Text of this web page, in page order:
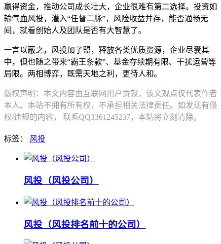
赢得资金，推动公司成长壮大，企业很难有第二选择。投资如
输气血风投，灌入“任督二脉”，风险收益并存，能否通畅无
间，就看创始人及团队是否有大智慧了。
一言以蔽之，风投加了盟，释放各类优质资源，企业尽囊其
中，但也随之带来“霸王条款”、基金存续期有限、干扰运营等
局限。两相博弈，既需天地之利，更待人和。
版权声明：本文内容由互联网用户贡献，该文观点仅代表作者
本人。本站不拥有所有权，不承担相关法律责任。如发现有侵
权/违规的内容， 联系QQ3361245237，本站将立刻清除。
标签： 风投
风投（风投公司）
风投（风投排名前十的公司）